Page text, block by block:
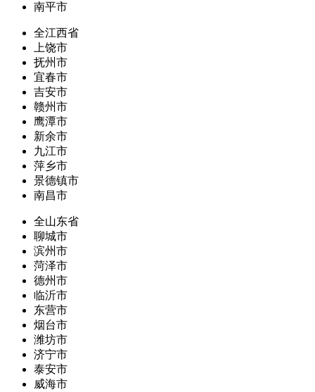
南平市
全江西省
上饶市
抚州市
宜春市
吉安市
赣州市
鹰潭市
新余市
九江市
萍乡市
景德镇市
南昌市
全山东省
聊城市
滨州市
菏泽市
德州市
临沂市
东营市
烟台市
潍坊市
济宁市
泰安市
威海市